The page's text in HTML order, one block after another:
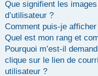
Que signifient les
d’utilisateur ?
Comment puis-je
Quel est mon rang et
Pourquoi m’est-il
clique sur le lien de
utilisateur ?